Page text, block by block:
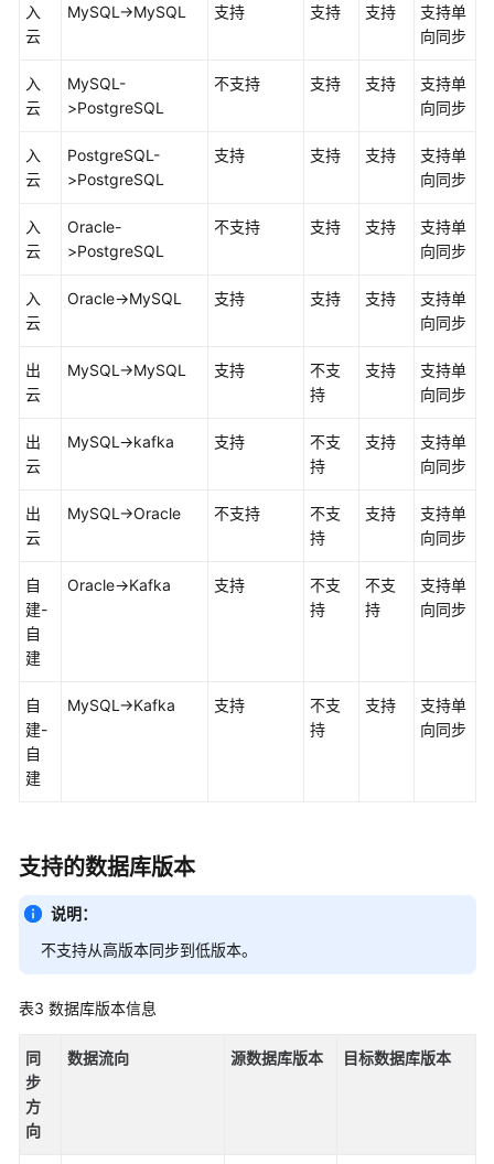
产
绍
么
是
据
复
服
的
库
品
能
迁
移
时
同
步
实
入
云
MySQL->MySQL 支持 支持 支持
支持单
向同步
入
云
MySQL-
>PostgreSQL
不支持 支持 支持
支持单
向同步
入
云
PostgreSQL-
>PostgreSQL
支持 支持 支持
支持单
向同步
入
云
Oracle-
>PostgreSQL
不支持 支持 支持
支持单
向同步
入
云
Oracle->MySQL 支持 支持 支持
支持单
向同步
出
云
MySQL->MySQL 支持
不支
持
支持
支持单
向同步
出
云
MySQL->kafka 支持
不支
持
支持
支持单
向同步
出
云
MySQL->Oracle 不支持
不支
持
支持
支持单
向同步
自
建-
自
建
Oracle->Kafka 支持
不支
持
不支
持
支持单
向同步
自
建-
自
建
MySQL->Kafka 支持
不支
持
支持
支持单
向同步
支持的数据库版本
说明：
不支持从高版本同步到低版本。
表3 数据库版本信息
同
步
方
向
数据流向 源数据库版本 目标数据库版本